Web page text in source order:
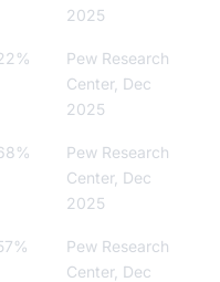
2025
Pew Research
Center, Dec
2025
Pew Research
Center, Dec
2025
Pew Research
Center, Dec